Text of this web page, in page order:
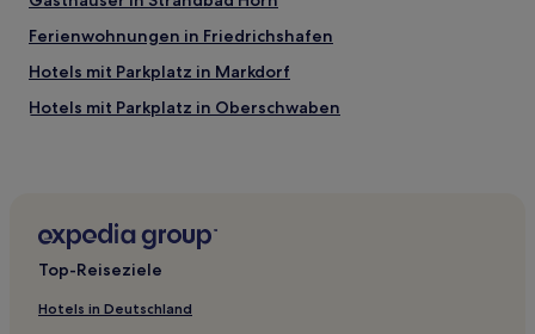
Ferienwohnungen in Friedrichshafen
Hotels mit Parkplatz in Markdorf
Hotels mit Parkplatz in Oberschwaben
Haustierfreundliche in Ravensburg
Familien in Ravensburg
Hotels mit Parkplatz in Unteruhldingen
Top-Reiseziele
Hotels in Deutschland